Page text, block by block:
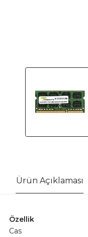
Ürün Açıklaması
Özellik
Cas